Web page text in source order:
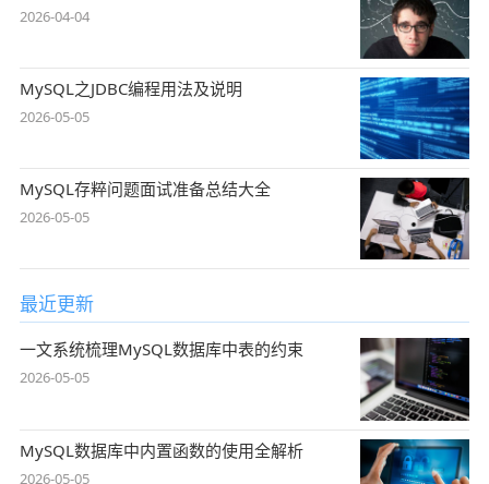
2026-04-04
MySQL之JDBC编程用法及说明
2026-05-05
MySQL存粹问题面试准备总结大全
2026-05-05
最近更新
一文系统梳理MySQL数据库中表的约束
2026-05-05
MySQL数据库中内置函数的使用全解析
2026-05-05